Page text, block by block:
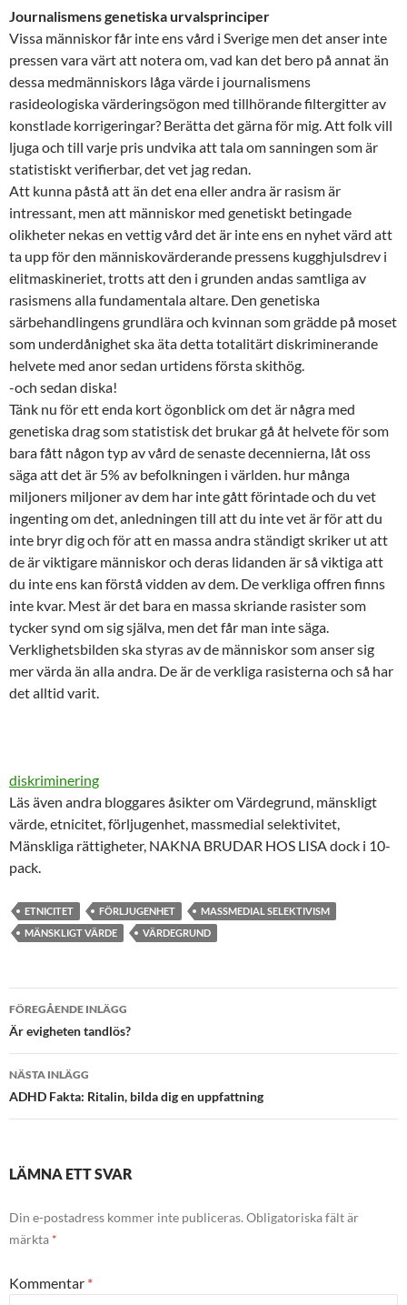
Journalismens genetiska urvalsprinciper
Vissa människor får inte ens vård i Sverige men det anser inte
pressen vara värt att notera om, vad kan det bero på annat än
dessa medmänniskors låga värde i journalismens
rasideologiska värderingsögon med tillhörande filtergitter av
konstlade korrigeringar? Berätta det gärna för mig. Att folk vill
ljuga och till varje pris undvika att tala om sanningen som är
statistiskt verifierbar, det vet jag redan.
Att kunna påstå att än det ena eller andra är rasism är
intressant, men att människor med genetiskt betingade
olikheter nekas en vettig vård det är inte ens en nyhet värd att
ta upp för den människovärderande pressens kugghjulsdrev i
elitmaskineriet, trotts att den i grunden andas samtliga av
rasismens alla fundamentala altare. Den genetiska
särbehandlingens grundlära och kvinnan som grädde på moset
som underdånighet ska äta detta totalitärt diskriminerande
helvete med anor sedan urtidens första skithög.
-och sedan diska!
Tänk nu för ett enda kort ögonblick om det är några med
genetiska drag som statistisk det brukar gå åt helvete för som
bara fått någon typ av vård de senaste decennierna, låt oss
säga att det är 5% av befolkningen i världen. hur många
miljoners miljoner av dem har inte gått förintade och du vet
ingenting om det, anledningen till att du inte vet är för att du
inte bryr dig och för att en massa andra ständigt skriker ut att
de är viktigare människor och deras lidanden är så viktiga att
du inte ens kan förstå vidden av dem. De verkliga offren finns
inte kvar. Mest är det bara en massa skriande rasister som
tycker synd om sig själva, men det får man inte säga.
Verklighetsbilden ska styras av de människor som anser sig
mer värda än alla andra. De är de verkliga rasisterna och så har
det alltid varit.
diskriminering
Läs även andra bloggares åsikter om Värdegrund, mänskligt
värde, etnicitet, förljugenhet, massmedial selektivitet,
Mänskliga rättigheter, NAKNA BRUDAR HOS LISA dock i 10-
pack.
ETNICITET FÖRLJUGENHET
MASSMEDIAL SELEKTIVISM
MÄNSKLIGT VÄRDE
VÄRDEGRUND
Inläggsnavigering
FÖREGÅENDE INLÄGG
Är evigheten tandlös?
NÄSTA INLÄGG
ADHD Fakta: Ritalin, bilda dig en uppfattning
LÄMNA ETT SVAR
Din e-postadress kommer inte publiceras. Obligatoriska fält är
märkta *
Kommentar *